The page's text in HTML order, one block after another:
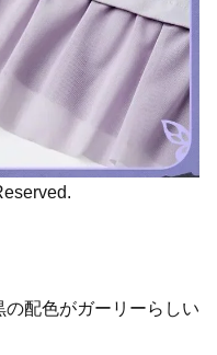
配色がガーリーらしい